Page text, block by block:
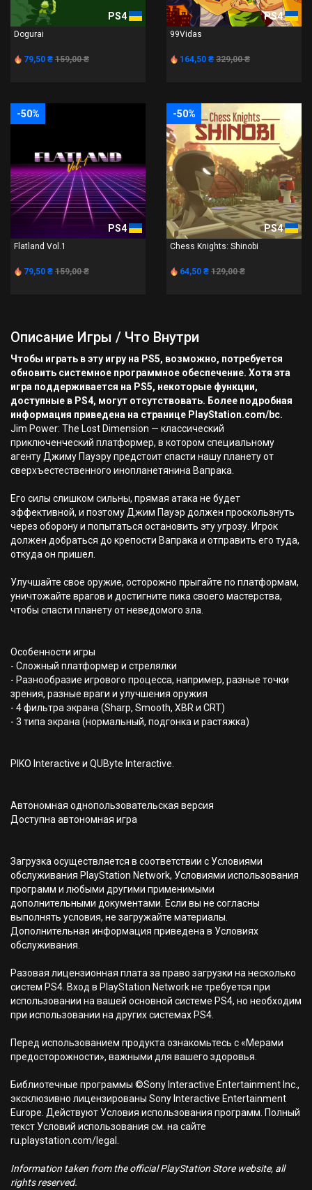
PS4
Dogurai
79,50 ₴ 159,00 ₴
PS4
99Vidas
164,50 ₴ 329,00 ₴
-50%
PS4
Flatland Vol.1
79,50 ₴ 159,00 ₴
-50%
PS4
Chess Knights: Shinobi
64,50 ₴ 129,00 ₴
Описание Игры / Что Внутри
Чтобы играть в эту игру на PS5, возможно, потребуется
обновить системное программное обеспечение. Хотя эта
игра поддерживается на PS5, некоторые функции,
доступные в PS4, могут отсутствовать. Более подробная
информация приведена на странице PlayStation.com/bc.
Jim Power: The Lost Dimension — классический
приключенческий платформер, в котором специальному
агенту Джиму Пауэру предстоит спасти нашу планету от
сверхъестественного инопланетянина Вапрака.
Его силы слишком сильны, прямая атака не будет
эффективной, и поэтому Джим Пауэр должен проскользнуть
через оборону и попытаться остановить эту угрозу. Игрок
должен добраться до крепости Вапрака и отправить его туда,
откуда он пришел.
Улучшайте свое оружие, осторожно прыгайте по платформам,
уничтожайте врагов и достигните пика своего мастерства,
чтобы спасти планету от неведомого зла.
Особенности игры
- Сложный платформер и стрелялки
- Разнообразие игрового процесса, например, разные точки
зрения, разные враги и улучшения оружия
- 4 фильтра экрана (Sharp, Smooth, XBR и CRT)
- 3 типа экрана (нормальный, подгонка и растяжка)
PIKO Interactive и QUByte Interactive.
Автономная однопользовательская версия
Доступна автономная игра
Загрузка осуществляется в соответствии с Условиями
обслуживания PlayStation Network, Условиями использования
программ и любыми другими применимыми
дополнительными документами. Если вы не согласны
выполнять условия, не загружайте материалы.
Дополнительная информация приведена в Условиях
обслуживания.
Разовая лицензионная плата за право загрузки на несколько
систем PS4. Вход в PlayStation Network не требуется при
использовании на вашей основной системе PS4, но необходим
при использовании на других системах PS4.
Перед использованием продукта ознакомьтесь с «Мерами
предосторожности», важными для вашего здоровья.
Библиотечные программы ©Sony Interactive Entertainment Inc.,
эксклюзивно лицензированы Sony Interactive Entertainment
Europe. Действуют Условия использования программ. Полный
текст Условий использования см. на сайте
ru.playstation.com/legal.
Information taken from the official PlayStation Store website, all
rights reserved.